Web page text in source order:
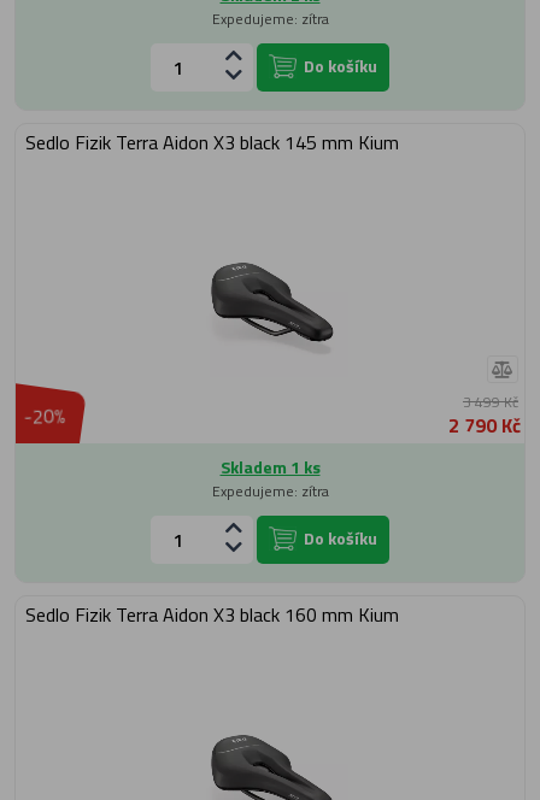
Expedujeme: zítra
Do košíku
Sedlo Fizik Terra Aidon X3 black 145 mm Kium
-20% 3 499 Kč
2 790 Kč
Skladem 1 ks
Expedujeme: zítra
Do košíku
Sedlo Fizik Terra Aidon X3 black 160 mm Kium